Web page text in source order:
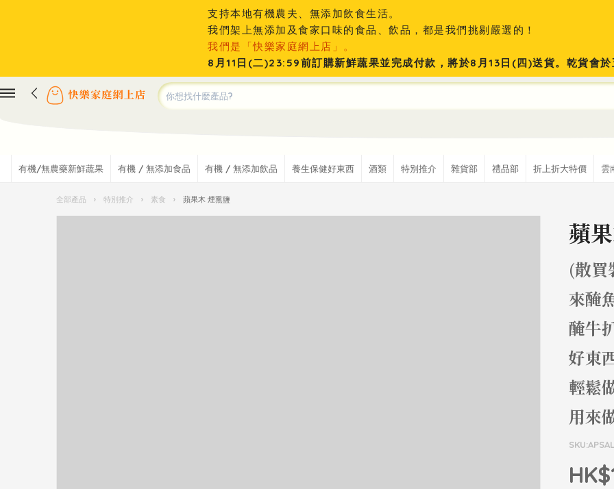
支持本地有機農夫、無添加飲食生活。
我們架上無添加及食家口味的食品、飲品，都是我們挑剔嚴選的！
我們是「快樂家庭網上店」。
8月11日(二)23:59前訂購新鮮蔬果並完成付款，將於8月13日(四)送貨。乾貨會
有機/無農藥新鮮蔬果 有機 / 無添加食品 有機 / 無添加飲品 養生保健好東西 酒類 特別推介 雜貨部 禮品部 折上折大特價 雲
全部產品 › 特別推介 › 素食 › 蘋果木 煙熏鹽
蘋
(散買
來醃
醃牛
好東
輕鬆
用來